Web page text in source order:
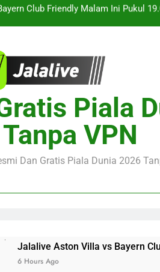
vs Getafe Club Friendly Dini Hari Ini
vs Indonesia Piala ASEAN Malam Ini
Club Friendly Malam Ini Pukul
Persahabatan
vs Getafe Club Friendly Dini Hari Ini
Eropa UEFA Malam Ini Pukul 22.00
Piala
VPN
Dan Gratis Piala Dunia 2026
Villa vs Bayern Club Friendly